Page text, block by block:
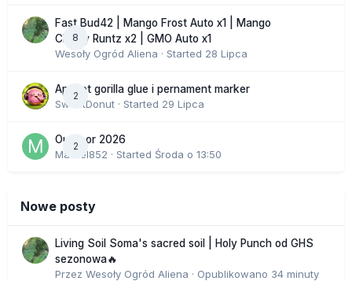
8
Fast Bud42 | Mango Frost Auto x1 | Mango
Cherry Runtz x2 | GMO Auto x1
Wesoły Ogród Aliena · Started 28 Lipca
2
Apricot gorilla glue i pernament marker
SweetDonut · Started 29 Lipca
2
Outdoor 2026
Marcel852 · Started Środa o 13:50
Nowe posty
Living Soil Soma's sacred soil | Holy Punch od GHS
sezonowa🔥
Przez Wesoły Ogród Aliena · Opublikowano 34 minuty